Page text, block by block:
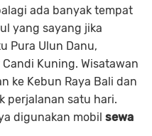
ada banyak tempat
yang sayang jika
Pura Ulun Danu,
Kuning. Wisatawan
ke Kebun Raya Bali dan
perjalanan satu hari.
digunakan mobil sewa